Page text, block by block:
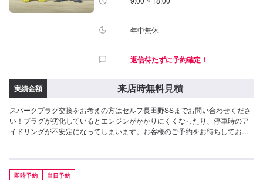
年中無休
返信待たずに予約確定！
実績金額 来店時無料見積
スパークプラグ交換をお考えの方はセルフ長田野SSまでお問い合わせくださ
い！プラグが劣化しているとエンジンがかかりにくくなったり、停車時のア
イドリングが不安定になってしまいます。お客様のご予約をお待ちしており
即時予約 当日予約